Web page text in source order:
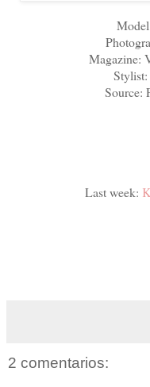
Magazine:
Source:
Last week:
2 comentarios: